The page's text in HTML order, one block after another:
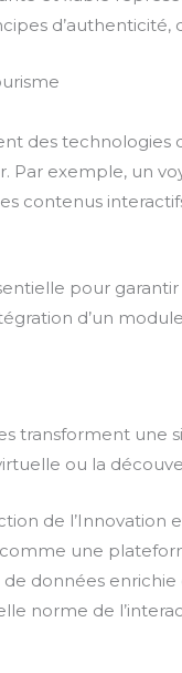
d’authenticité,
des
Par exemple, un
contenus
pour
d’un
transforment
ou la
de l’Innovation
une
données
norme de